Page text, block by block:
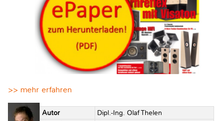
>> mehr erfahren
Autor
Dipl.-Ing. Olaf Thelen